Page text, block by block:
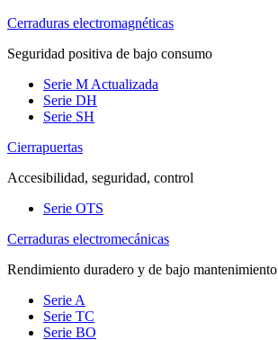
Cerraduras electromagnéticas
Seguridad positiva de bajo consumo
Serie M Actualizada
Serie DH
Serie SH
Cierrapuertas
Accesibilidad, seguridad, control
Serie OTS
Cerraduras electromecánicas
Rendimiento duradero y de bajo mantenimiento
Serie A
Serie TC
Serie BO